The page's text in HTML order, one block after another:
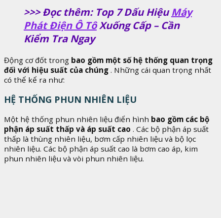
>>> Đọc thêm: Top 7 Dấu HiệuMáy
Phát Điện Ô TôXuống Cấp – Cần
Kiểm Tra Ngay
Động cơ đốt trong bao gồm một số hệ thống quan trọng
đối với hiệu suất của chúng . Những cái quan trọng nhất
có thể kể ra như:
HỆ THỐNG PHUN NHIÊN LIỆU
Một hệ thống phun nhiên liệu điển hình bao gồm các bộ
phận áp suất thấp và áp suất cao . Các bộ phận áp suất
thấp là thùng nhiên liệu, bơm cấp nhiên liệu và bộ lọc
nhiên liệu. Các bộ phận áp suất cao là bơm cao áp, kim
phun nhiên liệu và vòi phun nhiên liệu.